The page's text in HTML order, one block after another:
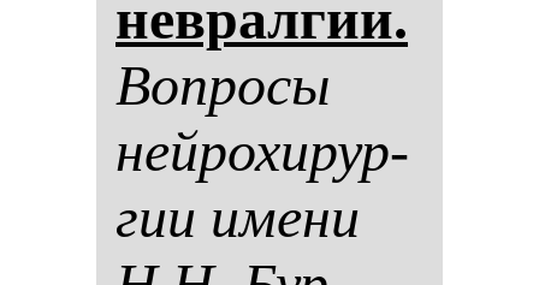
нев­рал­гии.
Воп­ро­сы
ней­ро­хи­рур­
гии име­ни